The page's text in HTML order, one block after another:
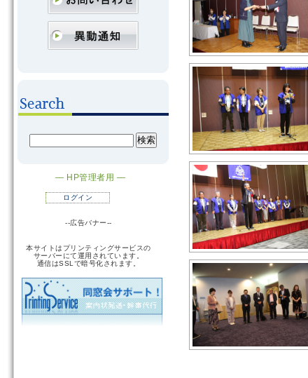
― HP管理者用 ―
ログイン
--広告バナー--
本サイトはプリンティングサービスの
サーバーにて運用されています。
通信はSSLで暗号化されます。